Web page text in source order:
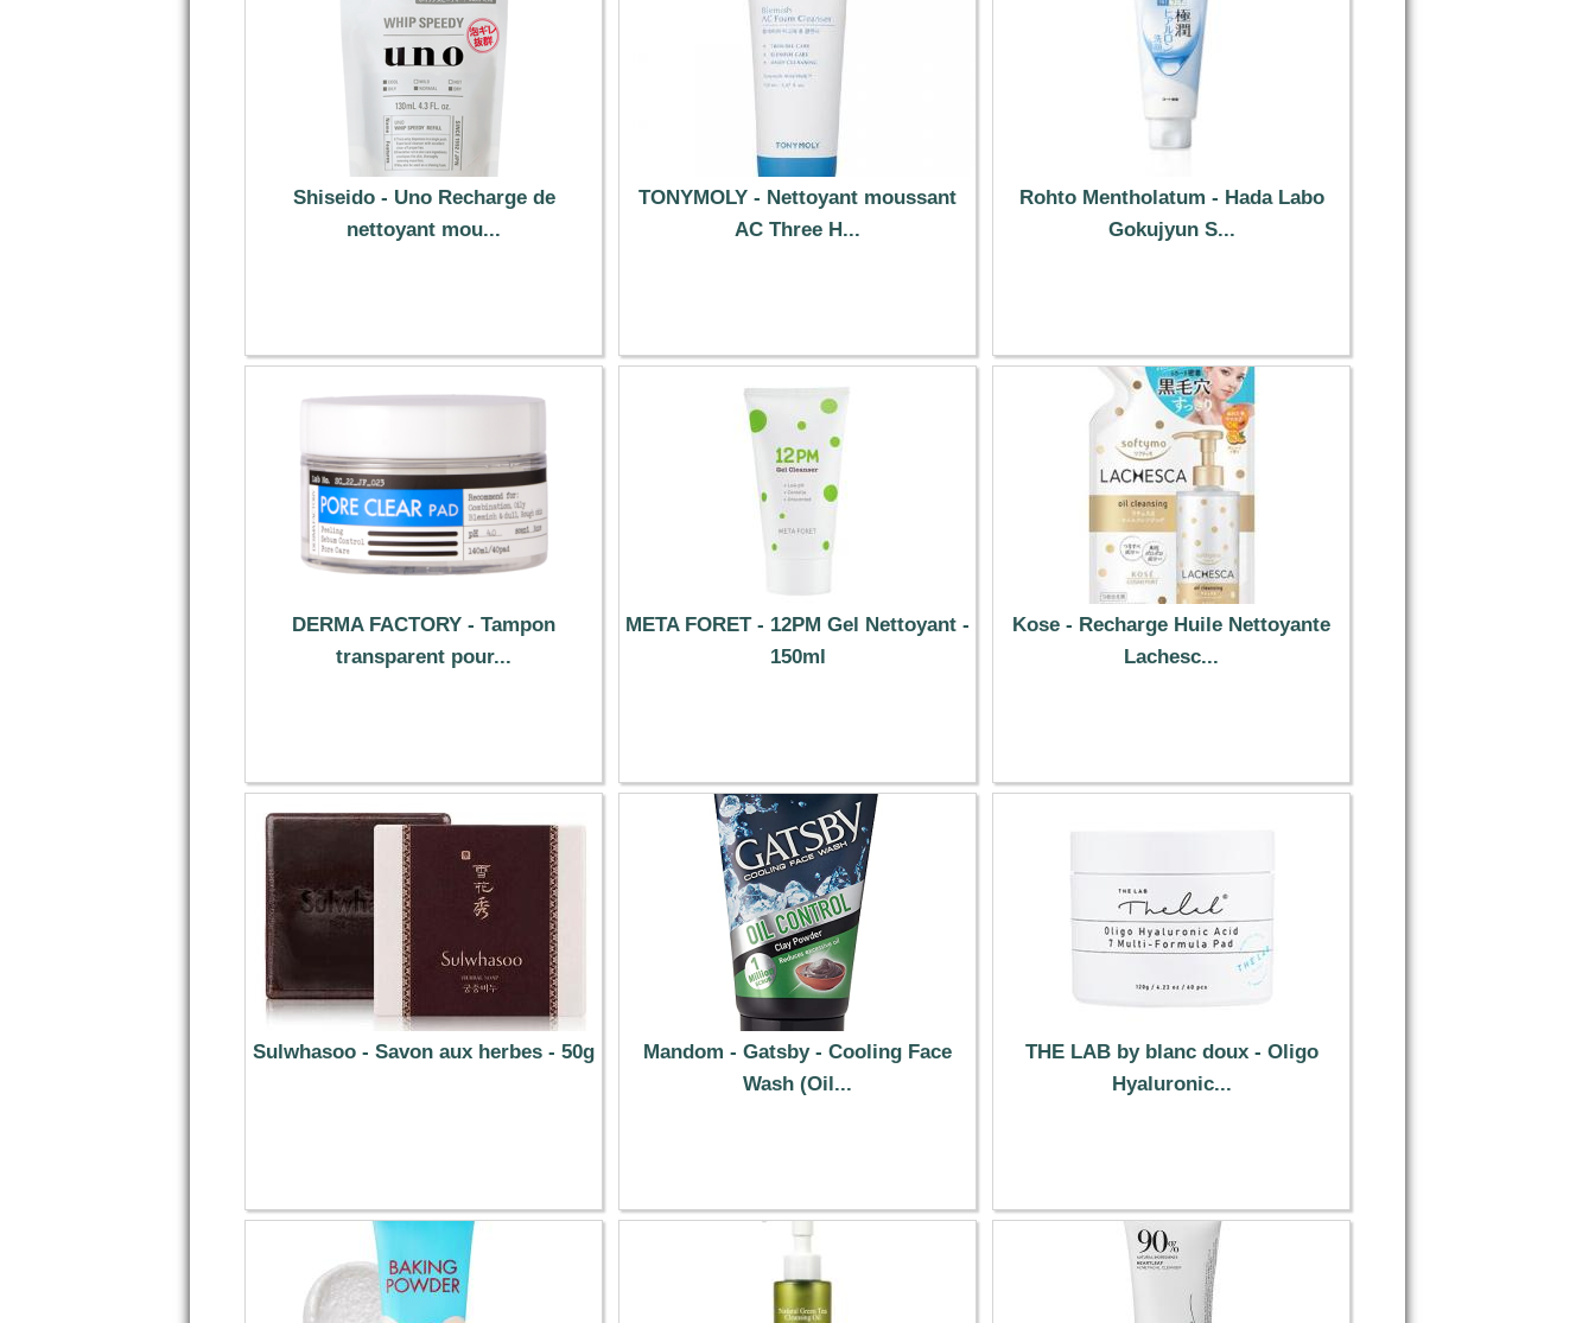
Shiseido - Uno Recharge de
nettoyant mou...
TONYMOLY - Nettoyant moussant
AC Three H...
Rohto Mentholatum - Hada Labo
Gokujyun S...
DERMA FACTORY - Tampon
transparent pour...
META FORET - 12PM Gel Nettoyant -
150ml
Kose - Recharge Huile Nettoyante
Lachesc...
Sulwhasoo - Savon aux herbes - 50g
Mandom - Gatsby - Cooling Face
Wash (Oil...
THE LAB by blanc doux - Oligo
Hyaluronic...